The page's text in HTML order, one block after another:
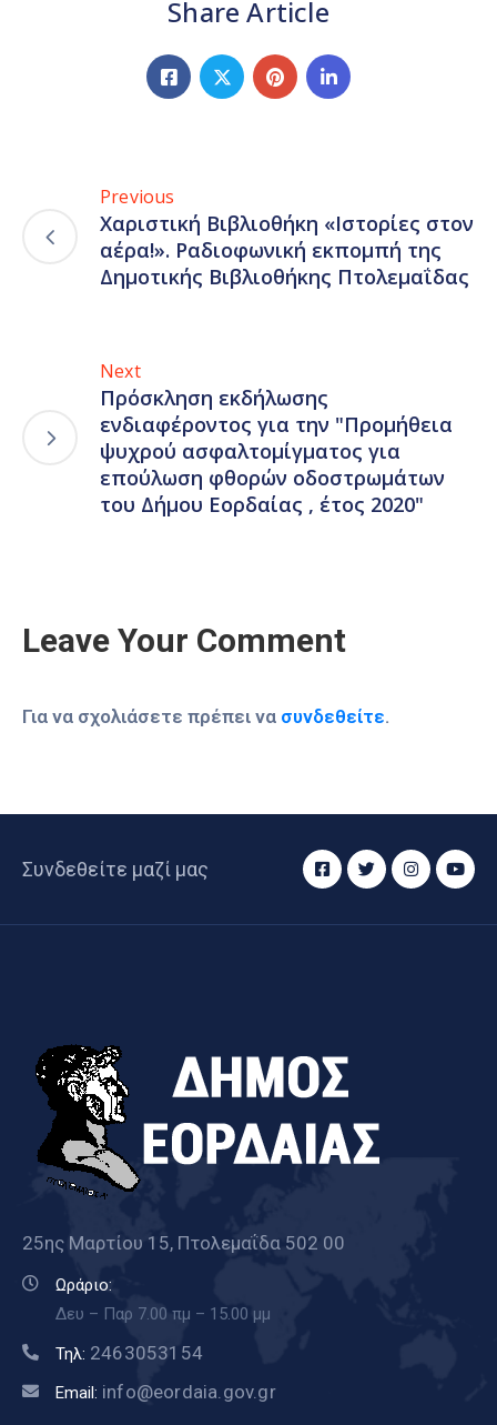
Share Article
Previous
Χαριστική Βιβλιοθήκη «Ιστορίες στον
αέρα!». Ραδιοφωνική εκπομπή της
Δημοτικής Βιβλιοθήκης Πτολεμαΐδας
Next
Πρόσκληση εκδήλωσης
ενδιαφέροντος για την "Προμήθεια
ψυχρού ασφαλτομίγματος για
επούλωση φθορών οδοστρωμάτων
του Δήμου Εορδαίας , έτος 2020"
Leave Your Comment
Για να σχολιάσετε πρέπει να συνδεθείτε.
Συνδεθείτε μαζί μας
25ης Μαρτίου 15, Πτολεμαΐδα 502 00
Ωράριο:
Δευ – Παρ 7.00 πμ – 15.00 μμ
Τηλ: 2463053154
Email: info@eordaia.gov.gr